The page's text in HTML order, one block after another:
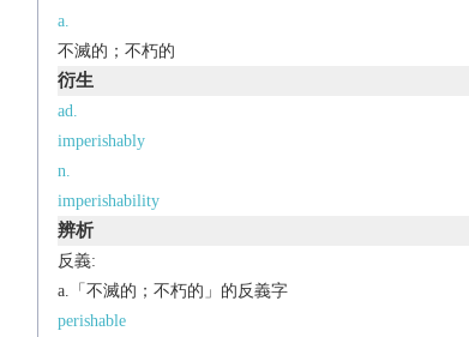
a.
不滅的；不朽的
衍生
ad.
imperishably
n.
imperishability
辨析
反義:
a.「不滅的；不朽的」的反義字
perishable